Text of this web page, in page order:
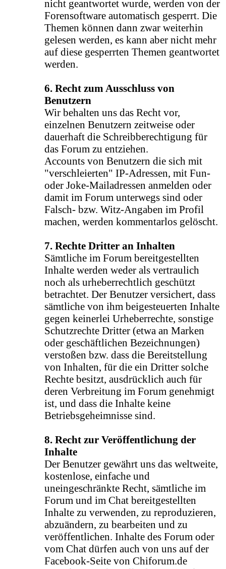
nicht geantwortet wurde, werden von der
Forensoftware automatisch gesperrt. Die
Themen können dann zwar weiterhin
gelesen werden, es kann aber nicht mehr
auf diese gesperrten Themen geantwortet
werden.
6. Recht zum Ausschluss von
Benutzern
Wir behalten uns das Recht vor,
einzelnen Benutzern zeitweise oder
dauerhaft die Schreibberechtigung für
das Forum zu entziehen.
Accounts von Benutzern die sich mit
"verschleierten" IP-Adressen, mit Fun-
oder Joke-Mailadressen anmelden oder
damit im Forum unterwegs sind oder
Falsch- bzw. Witz-Angaben im Profil
machen, werden kommentarlos gelöscht.
7. Rechte Dritter an Inhalten
Sämtliche im Forum bereitgestellten
Inhalte werden weder als vertraulich
noch als urheberrechtlich geschützt
betrachtet. Der Benutzer versichert, dass
sämtliche von ihm beigesteuerten Inhalte
gegen keinerlei Urheberrechte, sonstige
Schutzrechte Dritter (etwa an Marken
oder geschäftlichen Bezeichnungen)
verstoßen bzw. dass die Bereitstellung
von Inhalten, für die ein Dritter solche
Rechte besitzt, ausdrücklich auch für
deren Verbreitung im Forum genehmigt
ist, und dass die Inhalte keine
Betriebsgeheimnisse sind.
8. Recht zur Veröffentlichung der
Inhalte
Der Benutzer gewährt uns das weltweite,
kostenlose, einfache und
uneingeschränkte Recht, sämtliche im
Forum und im Chat bereitgestellten
Inhalte zu verwenden, zu reproduzieren,
abzuändern, zu bearbeiten und zu
veröffentlichen. Inhalte des Forum oder
vom Chat dürfen auch von uns auf der
Facebook-Seite von Chiforum.de